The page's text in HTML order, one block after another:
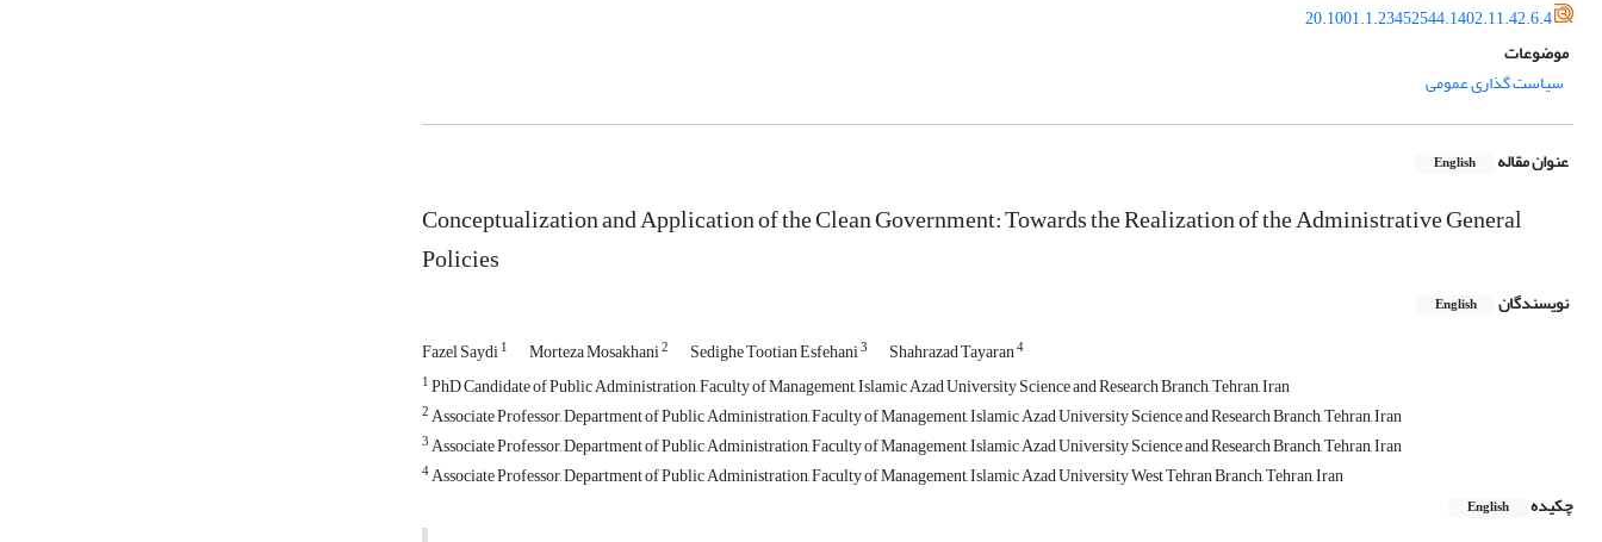
20.1001.1.23452544.1402.11.42.6.4
موضوعات
سیاست گذاری عمومی
عنوان مقاله English
Conceptualization and Application of the Clean Government: Towards the Realization of the Administrative General
Policies
نویسندگان English
Fazel Saydi1 Morteza Mosakhani2 Sedighe Tootian Esfehani3 Shahrazad Tayaran4
1PhD Candidate of Public Administration, Faculty of Management, Islamic Azad University Science and Research Branch, Tehran, Iran
2Associate Professor, Department of Public Administration, Faculty of Management, Islamic Azad University Science and Research Branch, Tehran, Iran
3Associate Professor, Department of Public Administration, Faculty of Management, Islamic Azad University Science and Research Branch, Tehran, Iran
4Associate Professor, Department of Public Administration, Faculty of Management, Islamic Azad University West Tehran Branch, Tehran, Iran
چکیده
English